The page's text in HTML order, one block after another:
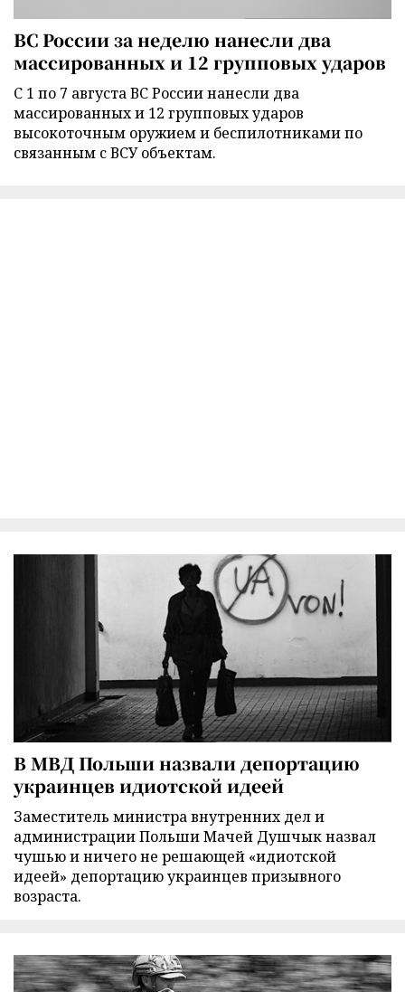
ВС России за неделю нанесли два
массированных и 12 групповых ударов
С 1 по 7 августа ВС России нанесли два
массированных и 12 групповых ударов
высокоточным оружием и беспилотниками по
связанным с ВСУ объектам.
В МВД Польши назвали депортацию
украинцев идиотской идеей
Заместитель министра внутренних дел и
администрации Польши Мачей Душчык назвал
чушью и ничего не решающей «идиотской
идеей» депортацию украинцев призывного
возраста.